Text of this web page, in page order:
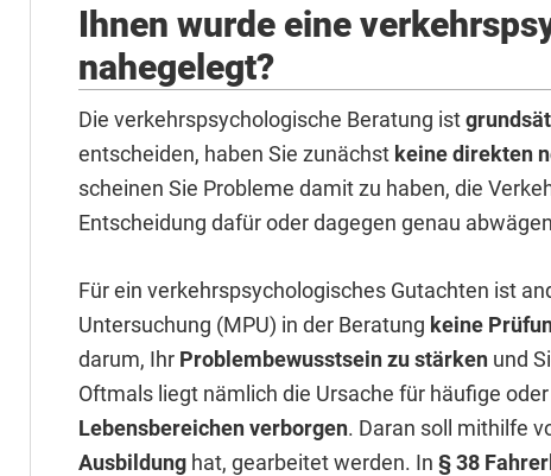
Ihnen wurde eine
nahegelegt?
Die verkehrspsychologische Beratung ist
entscheiden, haben Sie zunächst keine direkten
scheinen Sie Probleme damit zu haben, die
Entscheidung dafür oder dagegen genau
Für ein verkehrspsychologisches Gutachten ist
Untersuchung (MPU) in der Beratung keine
darum, Ihr Problembewusstsein zu stärken und
Oftmals liegt nämlich die Ursache für häufige
Lebensbereichen verborgen. Daran soll mithilfe
Ausbildung hat, gearbeitet werden. In § 38